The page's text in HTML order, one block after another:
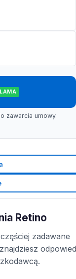
zawarcia umowy.
Retino
zadawane